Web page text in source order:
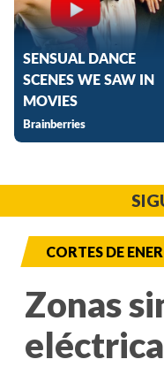
CORTES DE
Zonas